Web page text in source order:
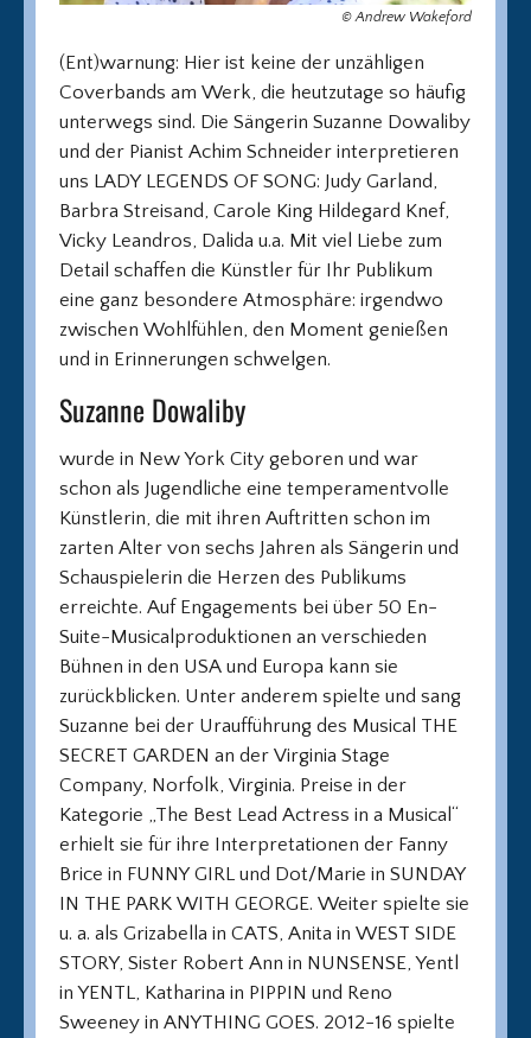
© Andrew Wakeford
(Ent)warnung: Hier ist keine der unzähligen
Coverbands am Werk, die heutzutage so häufig
unterwegs sind. Die Sängerin Suzanne Dowaliby
und der Pianist Achim Schneider interpretieren
uns LADY LEGENDS OF SONG: Judy Garland,
Barbra Streisand, Carole King Hildegard Knef,
Vicky Leandros, Dalida u.a. Mit viel Liebe zum
Detail schaffen die Künstler für Ihr Publikum
eine ganz besondere Atmosphäre: irgendwo
zwischen Wohlfühlen, den Moment genießen
und in Erinnerungen schwelgen.
Suzanne Dowaliby
wurde in New York City geboren und war
schon als Jugendliche eine temperamentvolle
Künstlerin, die mit ihren Auftritten schon im
zarten Alter von sechs Jahren als Sängerin und
Schauspielerin die Herzen des Publikums
erreichte. Auf Engagements bei über 50 En-
Suite-Musicalproduktionen an verschieden
Bühnen in den USA und Europa kann sie
zurückblicken. Unter anderem spielte und sang
Suzanne bei der Uraufführung des Musical THE
SECRET GARDEN an der Virginia Stage
Company, Norfolk, Virginia. Preise in der
Kategorie „The Best Lead Actress in a Musical“
erhielt sie für ihre Interpretationen der Fanny
Brice in FUNNY GIRL und Dot/Marie in SUNDAY
IN THE PARK WITH GEORGE. Weiter spielte sie
u. a. als Grizabella in CATS, Anita in WEST SIDE
STORY, Sister Robert Ann in NUNSENSE, Yentl
in YENTL, Katharina in PIPPIN und Reno
Sweeney in ANYTHING GOES. 2012-16 spielte